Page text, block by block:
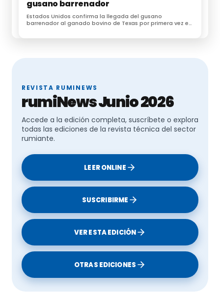
Te puede interesar:
“desconcertantes”
por España
Coag Murcia está en alerta por la enfermedad que ataca al
ganado, pero insiste en que no afecta a los humanos
Crece la preocupación entre los ganaderos por la
Enfermedad Hemorrágica Epizoótica (EHE)
gusano barrenador
Estados Unidos confirma la llegada del gusano
barrenador al ganado bovino de Texas por primera vez en
REVISTA RUMINEWS
rumiNews Junio 2026
Accede a la edición completa, suscríbete o explora
todas las ediciones de la revista técnica del sector
rumiante.
LEER ONLINE
SUSCRIBIRME
VER ESTA EDICIÓN
OTRAS EDICIONES